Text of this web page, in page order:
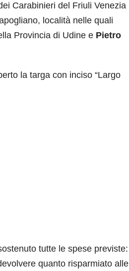
Carabinieri del Friuli Venezia
località nelle quali
Provincia di Udine e Pietro
la targa con inciso “Largo
tutte le spese previste:
quanto risparmiato alle